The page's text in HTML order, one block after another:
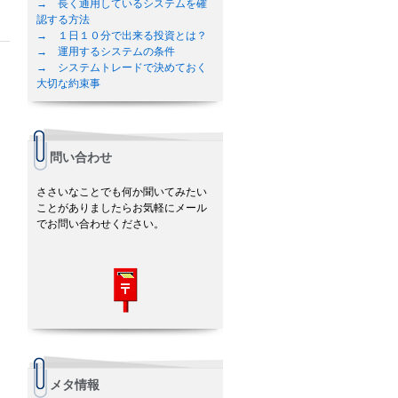
→ 長く通用しているシステムを確
認する方法
→ １日１０分で出来る投資とは？
→ 運用するシステムの条件
→ システムトレードで決めておく
大切な約束事
問い合わせ
ささいなことでも何か聞いてみたい
ことがありましたらお気軽にメール
でお問い合わせください。
メタ情報